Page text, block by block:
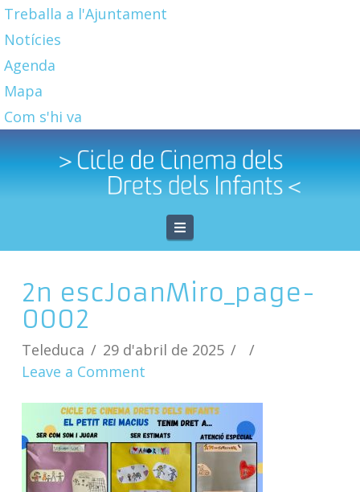
Treballa a l'Ajuntament
Notícies
Agenda
Mapa
Com s'hi va
Navigation
2n escJoanMiro_page-
0002
Teleduca
29 d'abril de 2025
Leave a Comment